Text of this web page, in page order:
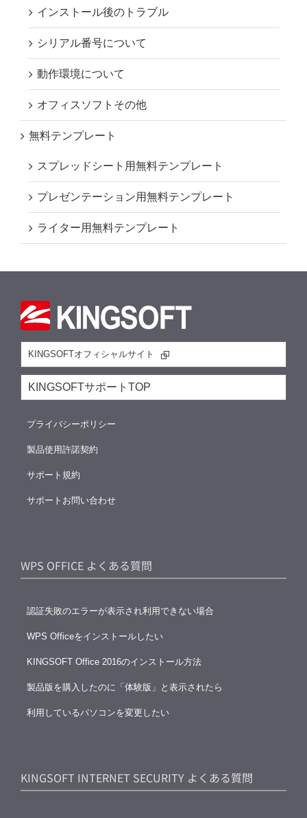
インストール後のトラブル
シリアル番号について
動作環境について
オフィスソフトその他
無料テンプレート
スプレッドシート用無料テンプレート
プレゼンテーション用無料テンプレート
ライター用無料テンプレート
KINGSOFTオフィシャルサイト
KINGSOFTサポートTOP
プライバシーポリシー
製品使用許諾契約
サポート規約
サポートお問い合わせ
WPS OFFICE よくある質問
認証失敗のエラーが表示され利用できない場合
WPS Officeをインストールしたい
KINGSOFT Office 2016のインストール方法
製品版を購入したのに「体験版」と表示されたら
利用しているパソコンを変更したい
KINGSOFT INTERNET SECURITY よくある質問